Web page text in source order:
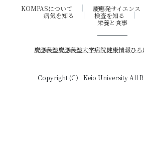
KOMPASについて 慶應発サイエンス
病気を知る
検査を知る
栄養と食事
慶應義塾慶應義塾大学病院健康情報ひろ
Copyright (C） Keio University All